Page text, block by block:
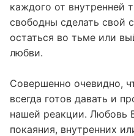
каждого от внутренней
свободны сделать свой
остаться во тьме или
любви.
Совершенно очевидно,
всегда готов давать и
нашей реакции. Любовь
покаяния, внутренних